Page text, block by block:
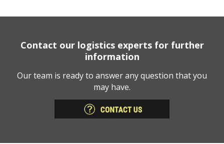
Contact our logistics experts for further
information
Our team is ready to answer any question that you
may have.